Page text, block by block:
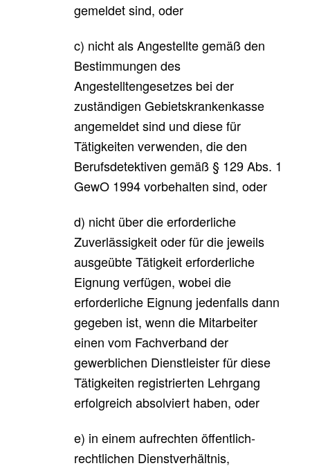
gemeldet sind, oder
c) nicht als Angestellte gemäß den
Bestimmungen des
Angestelltengesetzes bei der
zuständigen Gebietskrankenkasse
angemeldet sind und diese für
Tätigkeiten verwenden, die den
Berufsdetektiven gemäß § 129 Abs. 1
GewO 1994 vorbehalten sind, oder
d) nicht über die erforderliche
Zuverlässigkeit oder für die jeweils
ausgeübte Tätigkeit erforderliche
Eignung verfügen, wobei die
erforderliche Eignung jedenfalls dann
gegeben ist, wenn die Mitarbeiter
einen vom Fachverband der
gewerblichen Dienstleister für diese
Tätigkeiten registrierten Lehrgang
erfolgreich absolviert haben, oder
e) in einem aufrechten öffentlich-
rechtlichen Dienstverhältnis,